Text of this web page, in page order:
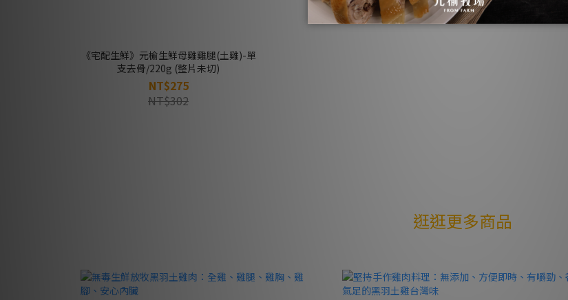
《宅配生鮮》元榆生鮮母雞雞腿(土雞)-單
支去骨/220g (整片未切)
NT$275
NT$302
逛逛更多商品